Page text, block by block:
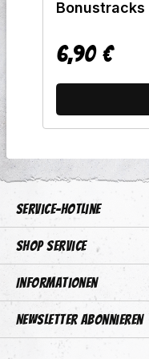
Bonustracks
Regulärer
6,90 €
Service-Hotline
Shop Service
Informationen
Newsletter abonnieren